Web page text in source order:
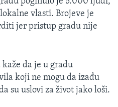
vlasti. Brojeve je
jer pristup gradu nije
da je u gradu
koji ne mogu da izađu
su uslovi za život jako loši.